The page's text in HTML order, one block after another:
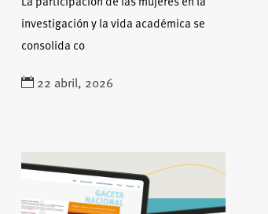
La participación de las mujeres en la
investigación y la vida académica se
consolida co
22 abril, 2026